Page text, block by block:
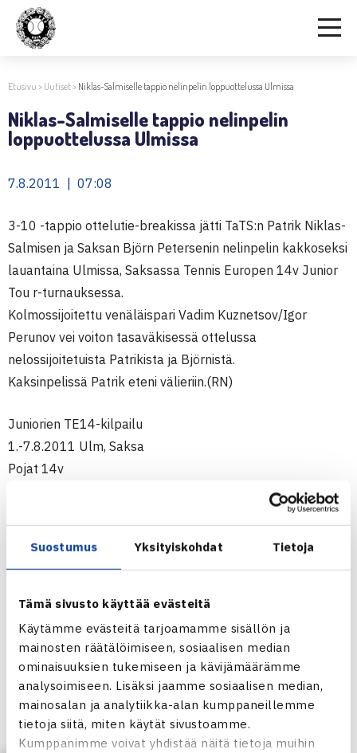
Suostumus Yksityiskohdat Tietoja
Tämä sivusto käyttää evästeitä
Käytämme evästeitä tarjoamamme sisällön ja
mainosten räätälöimiseen, sosiaalisen median
ominaisuuksien tukemiseen ja kävijämäärämme
analysoimiseen. Lisäksi jaamme sosiaalisen median,
mainosalan ja analytiikka-alan kumppaneillemme
tietoja siitä, miten käytät sivustoamme.
Kumppanimme voivat yhdistää näitä tietoja muihin
Etusivu > Uutiset> Niklas-Salmiselle tappio nelinpelin loppuottelussa Ulmissa
Niklas-Salmiselle tappio nelinpelin
loppuottelussa Ulmissa
7.8.2011 | 07:08
3-10 -tappio ottelutie-breakissa jätti TaTS:n Patrik Niklas-
Salmisen ja Saksan Björn Petersenin nelinpelin kakkoseksi
lauantaina Ulmissa, Saksassa Tennis Europen 14v Junior
Tou r-turnauksessa.
Kolmossijoitettu venäläispari Vadim Kuznetsov/Igor
Perunov vei voiton tasaväkisessä ottelussa
nelossijoitetuista Patrikista ja Björnistä.
Kaksinpelissä Patrik eteni välieriin.(RN)
Juniorien TE14-kilpailu
1.-7.8.2011 Ulm, Saksa
Pojat 14v
Loppuottelu: Vadim Kuznetsov/Igor Perunov Venäjä (3.) –
Ulmin TE14 Junior Tour-turnaus verkossa